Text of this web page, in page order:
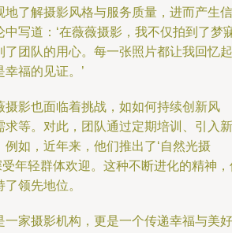
地了解摄影风格与服务质量，进而产生信
写道：‘在薇薇摄影，我不仅拍到了梦
了团队的用心。每一张照片都让我回忆起
福的见证。’
摄影也面临着挑战，如如何持续创新风
求等。对此，团队通过定期培训、引入新
如，近年来，他们推出了‘自然光摄
受年轻群体欢迎。这种不断进化的精神
领先地位。
一家摄影机构，更是一个传递幸福与美好